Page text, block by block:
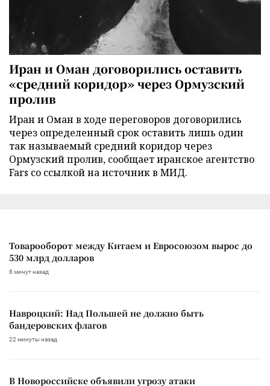
Иран и Оман договорились оставить
«средний коридор» через Ормузский
пролив
Иран и Оман в ходе переговоров договорились
через определенный срок оставить лишь один
так называемый средний коридор через
Ормузский пролив, сообщает иранское агентство
Fars со ссылкой на источник в МИД.
Товарооборот между Китаем и Евросоюзом вырос до
530 млрд долларов
8 минут назад
Навроцкий: Над Польшей не должно быть
бандеровских флагов
22 минуты назад
В Новороссийске объявили угрозу атаки